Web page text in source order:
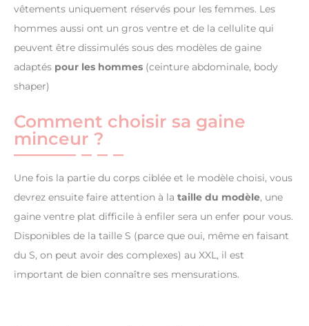
vêtements uniquement réservés pour les femmes. Les
hommes aussi ont un gros ventre et de la cellulite qui
peuvent être dissimulés sous des modèles de gaine
adaptés pour les hommes (ceinture abdominale, body
shaper)
Comment choisir sa gaine
minceur ?
Une fois la partie du corps ciblée et le modèle choisi, vous
devrez ensuite faire attention à la taille du modèle, une
gaine ventre plat difficile à enfiler sera un enfer pour vous.
Disponibles de la taille S (parce que oui, même en faisant
du S, on peut avoir des complexes) au XXL, il est
important de bien connaître ses mensurations.